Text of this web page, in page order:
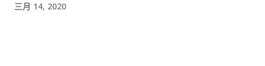
三月 14, 2020